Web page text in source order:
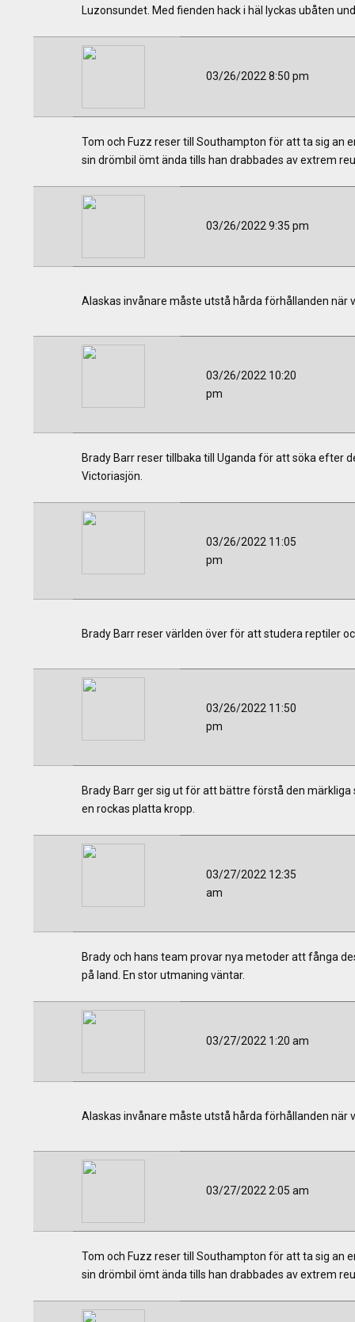
Luzonsundet. Med fienden hack i häl lyckas ubåten
03/26/2022 8:50 pm
Tom och Fuzz reser till Southampton för att ta sig an
sin drömbil ömt ända tills han drabbades av extrem
03/26/2022 9:35 pm
Alaskas invånare måste utstå hårda förhållanden när
03/26/2022 10:20
pm
Brady Barr reser tillbaka till Uganda för att söka efter
Victoriasjön.
03/26/2022 11:05
pm
Brady Barr reser världen över för att studera reptiler
03/26/2022 11:50
pm
Brady Barr ger sig ut för att bättre förstå den
en rockas platta kropp.
03/27/2022 12:35
am
Brady och hans team provar nya metoder att fånga
på land. En stor utmaning väntar.
03/27/2022 1:20 am
Alaskas invånare måste utstå hårda förhållanden när
03/27/2022 2:05 am
Tom och Fuzz reser till Southampton för att ta sig an
sin drömbil ömt ända tills han drabbades av extrem